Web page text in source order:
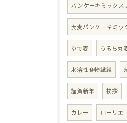
パンケーキミックス
大麦パンケーキミッ
ゆで麦 うるち丸
水溶性食物繊維
謹賀新年 挨拶
カレー ローリエ